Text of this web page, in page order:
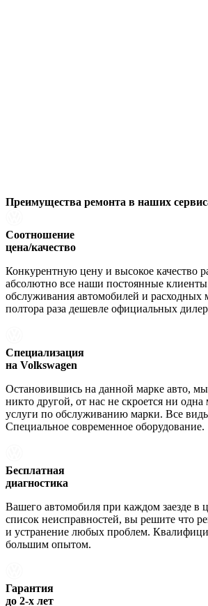
Преимущества ремонта в наших
Соотношение
цена/качество
Конкурентную цену и высокое качество
абсолютно все наши постоянные
обслуживания автомобилей и расходных
полтора раза дешевле официальных
Специализация
на Volkswagen
Остановившись на данной марке авто,
никто другой, от нас не скроется ни
услуги по обслуживанию марки. Все
Специальное современное оборудование.
Бесплатная
диагностика
Вашего автомобиля при каждом заезде
список неисправностей, вы решите что
и устранение любых проблем.
большим опытом.
Гарантия
до 2-х лет